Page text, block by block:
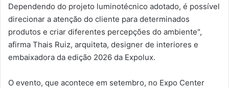
Dependendo do projeto luminotécnico adotado, é possível
direcionar a atenção do cliente para determinados
produtos e criar diferentes percepções do ambiente",
afirma Thais Ruiz, arquiteta, designer de interiores e
embaixadora da edição 2026 da Expolux.
O evento, que acontece em setembro, no Expo Center